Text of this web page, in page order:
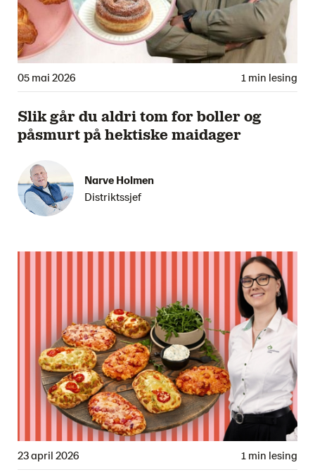
05 mai 2026 1 min lesing
Slik går du aldri tom for boller og
påsmurt på hektiske maidager
Narve Holmen
Distriktssjef
23 april 2026 1 min lesing